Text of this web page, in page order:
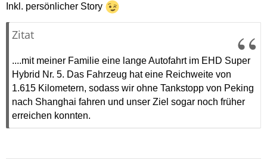
Der Herbst ist Hauptreisezeit, sodass ein
Wochenende ideal ist, um...
Während dersieben tägigen Nationalfeiertage...
Inkl. persönlicher Story
Zitat
....mit meiner Familie eine lange Autofahrt im EHD Super
Hybrid Nr. 5. Das Fahrzeug hat eine Reichweite von
1.615 Kilometern, sodass wir ohne Tankstopp von Peking
nach Shanghai fahren und unser Ziel sogar noch früher
erreichen konnten.